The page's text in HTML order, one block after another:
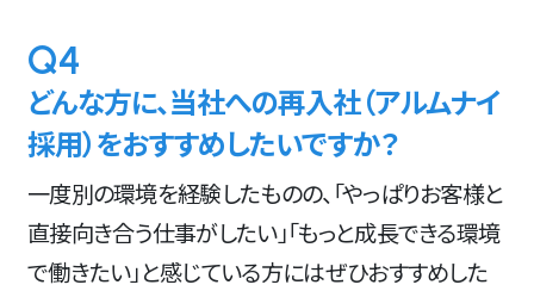
Q4
どんな方に、当社への再入社（アルムナイ
採用）をおすすめしたいですか？
一度別の環境を経験したものの、「やっぱりお客様と
直接向き合う仕事がしたい」「もっと成長できる環境
で働きたい」と感じている方にはぜひおすすめした